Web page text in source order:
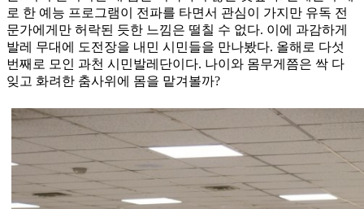
로 한 예능 프로그램이 전파를 타면서 관심이 가지만 유독 전
문가에게만 허락된 듯한 느낌은 떨칠 수 없다. 이에 과감하게
발레 무대에 도전장을 내민 시민들을 만나봤다. 올해로 다섯
번째로 모인 과천 시민발레단이다. 나이와 몸무게쯤은 싹 다
잊고 화려한 춤사위에 몸을 맡겨볼까?